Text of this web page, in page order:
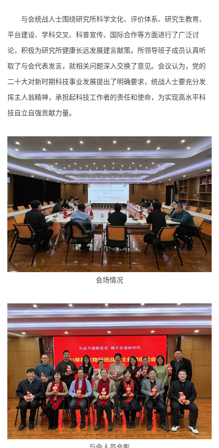
与会统战人士围绕研究所科学文化、评价体系、研究生教育、
平台建设、学科交叉、科普宣传、国际合作等方面进行了广泛讨
论，积极为研究所健康长远发展建言献策。所领导班子成员认真听
取了与会代表发言，就相关问题深入交换了意见。会议认为，党的
二十大对新时期科技事业发展提出了明确要求，统战人士要充分发
挥主人翁精神，承担起科技工作者的责任和使命，为实现高水平科
技自立自强贡献力量。
会场情况